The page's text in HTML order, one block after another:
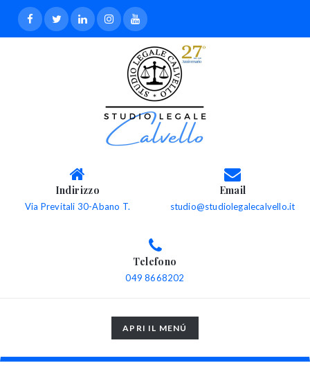
Indirizzo
Via Previtali 30-Abano T.
Email
studio@studiolegalecalvello.it
Telefono
049 8668202
TOGGLE
NAVIGATION
APRI IL MENÚ